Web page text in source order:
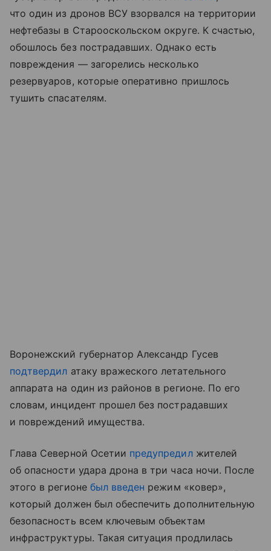
что один из дронов ВСУ взорвался на территории
нефтебазы в Старооскольском округе. К счастью,
обошлось без пострадавших. Однако есть
повреждения — загорелись несколько
резервуаров, которые оперативно пришлось
тушить спасателям.
Воронежский губернатор Александр Гусев
подтвердил атаку вражеского летательного
аппарата на один из районов в регионе. По его
словам, инцидент прошел без пострадавших
и повреждений имущества.
Глава Северной Осетии предупредилжителей
об опасности удара дрона в три часа ночи. После
этого в регионе был введен режим «ковер»,
который должен был обеспечить дополнительную
безопасность всем ключевым объектам
инфраструктуры. Такая ситуация продлилась